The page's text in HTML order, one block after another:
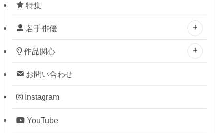
特集
若手俳優
作品関心
お問い合わせ
Instagram
YouTube